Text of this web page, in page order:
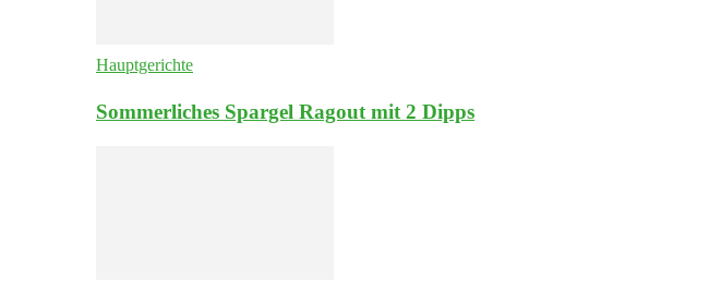
Hauptgerichte
Sommerliches Spargel Ragout mit 2 Dipps